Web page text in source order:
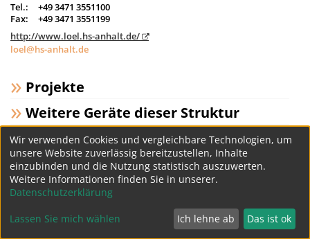
Tel.:
+49 3471 3551100
Fax:
+49 3471 3551199
http://www.loel.hs-anhalt.de/
loel@hs-anhalt.de
Projekte
Weitere Geräte dieser Struktur
Datenschutz Impressum
Wir verwenden Cookies und vergleichbare Technologien, um
unsere Website zuverlässig bereitzustellen, Inhalte
einzubinden und die Nutzung statistisch auszuwerten.
Weitere Informationen finden Sie in unserer.
Datenschutzerklärung
Lassen Sie mich wählen Ich lehne ab Das ist ok